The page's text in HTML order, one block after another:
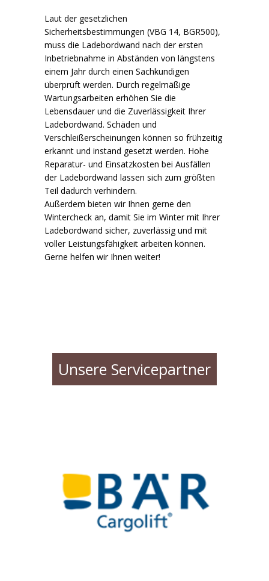
Laut der gesetzlichen
Sicherheitsbestimmungen (VBG 14, BGR500),
muss die Ladebordwand nach der ersten
Inbetriebnahme in Abständen von längstens
einem Jahr durch einen Sachkundigen
überprüft werden. Durch regelmäßige
Wartungsarbeiten erhöhen Sie die
Lebensdauer und die Zuverlässigkeit Ihrer
Ladebordwand. Schäden und
Verschleißerscheinungen können so frühzeitig
erkannt und instand gesetzt werden. Hohe
Reparatur- und Einsatzkosten bei Ausfällen
der Ladebordwand lassen sich zum größten
Teil dadurch verhindern.
Außerdem bieten wir Ihnen gerne den
Wintercheck an, damit Sie im Winter mit Ihrer
Ladebordwand sicher, zuverlässig und mit
voller Leistungsfähigkeit arbeiten können.
Gerne helfen wir Ihnen weiter!
Unsere Servicepartner